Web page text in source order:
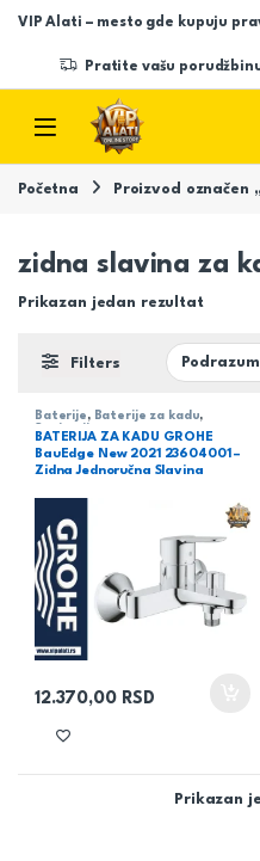
Skip to navigation
Skip to content
VIP Alati – mesto gde kupuju
Pratite vašu
Open
Početna Proizvod označen
zidna slavina za
Prikazan jedan rezultat
Filters
Baterije , Baterije za kadu,
Sanitarija
BATERIJA ZA KADU GROHE
BauEdge New 2021 23604001 –
Zidna Jednoručna Slavina
12.370,00 RSD
Prikazan